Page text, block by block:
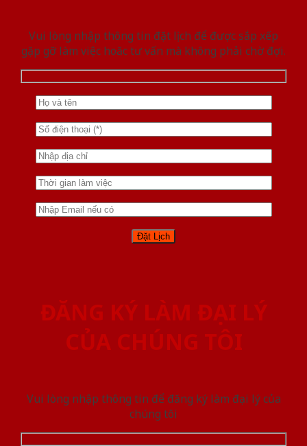
Vui lòng nhập thông tin đặt lịch để được sắp xếp
gặp gỡ làm việc hoăc tư vấn mà không phải chờ đợi.
ĐĂNG KÝ LÀM ĐẠI LÝ
CỦA CHÚNG TÔI
Vui lòng nhập thông tin để đăng ký làm đại lý của
chúng tôi